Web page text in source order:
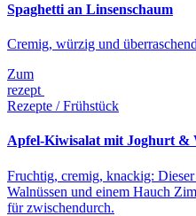
Spaghetti an Linsenschaum
Cremig, würzig und
Zum
rezept
Rezepte / Frühstück
Apfel-Kiwisalat mit Joghurt &
Fruchtig, cremig, knackig:
Walnüssen und einem Hauch
für zwischendurch.